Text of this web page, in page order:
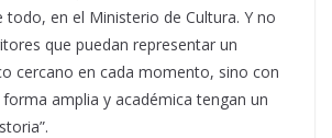
todo, en el Ministerio de Cultura. Y no
que puedan representar un
cercano en cada momento, sino con
amplia y académica tengan un